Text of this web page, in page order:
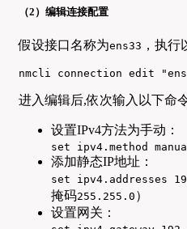
（2）编辑连接配置
假设接口名称为ens33 ，执
nmcli connection edit
进入编辑后,依次输入以下命
设置IPv4方法为手动：
set ipv4.method
添加静态IP地址：
set ipv4.addresses
掩码255.255.0 ）
设置网关：